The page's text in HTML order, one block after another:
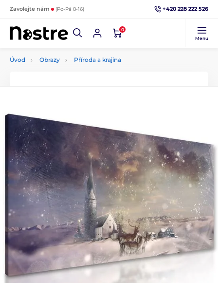
Zavolejte nám (Po-Pá 8-16) +420 228 222 526
0
Menu
Úvod Obrazy Příroda a krajina